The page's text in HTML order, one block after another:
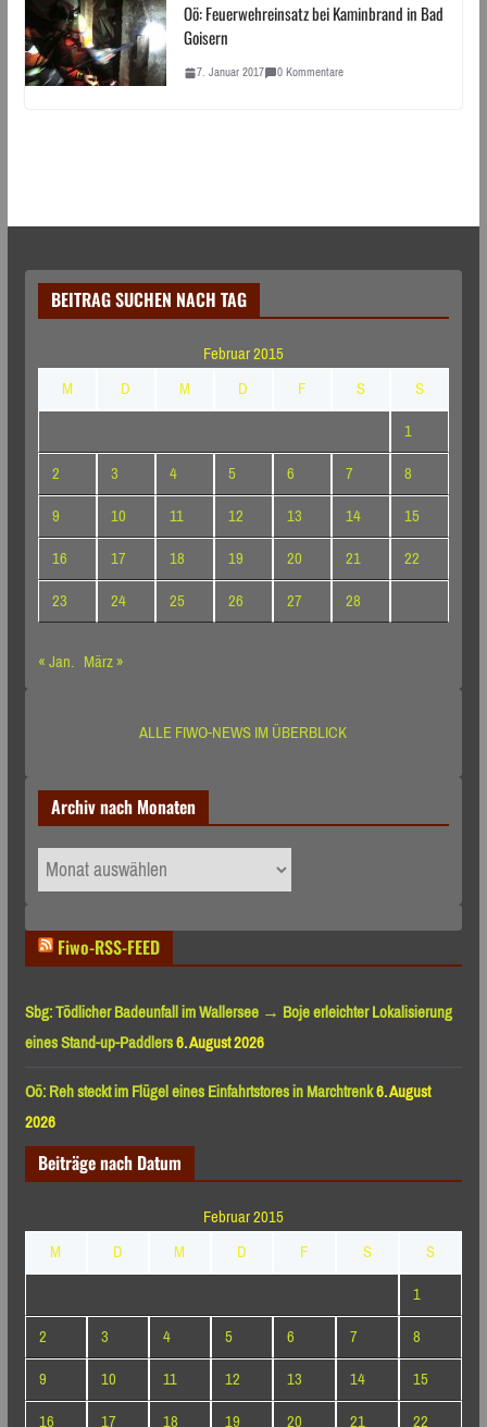
Oö: Feuerwehreinsatz bei Kaminbrand in Bad
Goisern
7. Januar 2017 0 Kommentare
BEITRAG SUCHEN NACH TAG
Februar 2015
M
D M D F S
S
1
2
3 4 5 6 7
8
9
10 11 12 13 14
15
16
17 18 19 20 21
22
23
24 25 26 27
28
« Jan. März »
ALLE FIWO-NEWS IM ÜBERBLICK
Archiv nach Monaten
Archiv
nach
Fiwo-RSS-FEED
Sbg: Tödlicher Badeunfall im Wallersee → Boje erleichter Lokalisierung
eines Stand-up-Paddlers6. August 2026
Oö: Reh steckt im Flügel eines Einfahrtstores in Marchtrenk6. August
2026
Beiträge nach Datum
Februar 2015
M
D M D F S
S
1
2
3 4 5 6 7
8
9
10 11 12 13 14
15